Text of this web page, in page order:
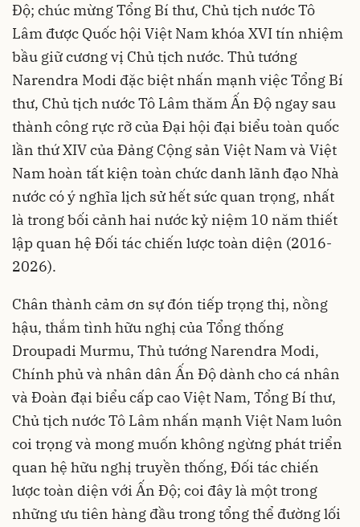
Độ; chúc mừng Tổng Bí thư, Chủ tịch nước Tô
Lâm được Quốc hội Việt Nam khóa XVI tín nhiệm
bầu giữ cương vị Chủ tịch nước. Thủ tướng
Narendra Modi đặc biệt nhấn mạnh việc Tổng Bí
thư, Chủ tịch nước Tô Lâm thăm Ấn Độ ngay sau
thành công rực rỡ của Đại hội đại biểu toàn quốc
lần thứ XIV của Đảng Cộng sản Việt Nam và Việt
Nam hoàn tất kiện toàn chức danh lãnh đạo Nhà
nước có ý nghĩa lịch sử hết sức quan trọng, nhất
là trong bối cảnh hai nước kỷ niệm 10 năm thiết
lập quan hệ Đối tác chiến lược toàn diện (2016-
2026).
Chân thành cảm ơn sự đón tiếp trọng thị, nồng
hậu, thắm tình hữu nghị của Tổng thống
Droupadi Murmu, Thủ tướng Narendra Modi,
Chính phủ và nhân dân Ấn Độ dành cho cá nhân
và Đoàn đại biểu cấp cao Việt Nam, Tổng Bí thư,
Chủ tịch nước Tô Lâm nhấn mạnh Việt Nam luôn
coi trọng và mong muốn không ngừng phát triển
quan hệ hữu nghị truyền thống, Đối tác chiến
lược toàn diện với Ấn Độ; coi đây là một trong
những ưu tiên hàng đầu trong tổng thể đường lối